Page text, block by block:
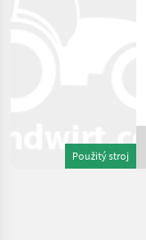
Použitý stroj